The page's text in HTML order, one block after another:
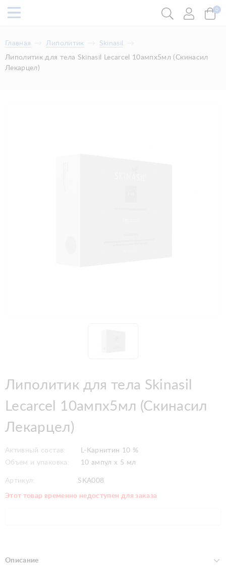
0
Главная Липолитик
Skinasil
Липолитик для тела Skinasil Lecarcel 10ампx5мл (Скинасил
Лекарцел)
Липолитик для тела Skinasil
Lecarcel 10ампx5мл (Скинасил
Лекарцел)
Активный состав:
L-Kарнитин 10 %
Объем и упаковка:
10 ампул x 5 мл
Артикул: SKA008
Этот товар временно недоступен для заказа
Описание